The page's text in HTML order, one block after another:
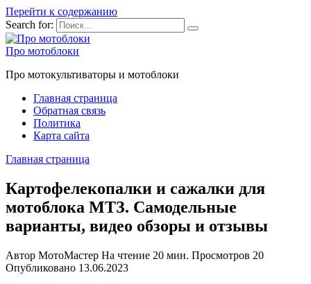
Перейти к содержанию
Search for:
Про мотоблоки
Про мотокультиваторы и мотоблоки
Главная страница
Обратная связь
Политика
Карта сайта
Главная страница
Картофелекопалки и сажалки для
мотоблока МТЗ. Самодельные
варианты, видео обзоры и отзывы
Автор МотоМастер На чтение 20 мин. Просмотров 20
Опубликовано 13.06.2023